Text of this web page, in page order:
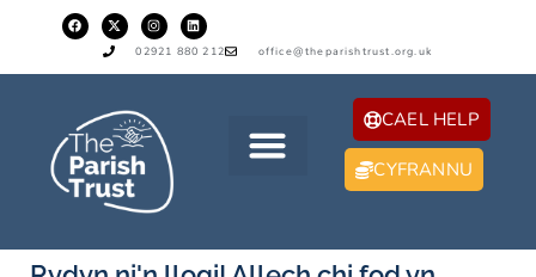
02921 880 212 office@theparishtrust.org.uk
CAEL HELP
CYFRANNU